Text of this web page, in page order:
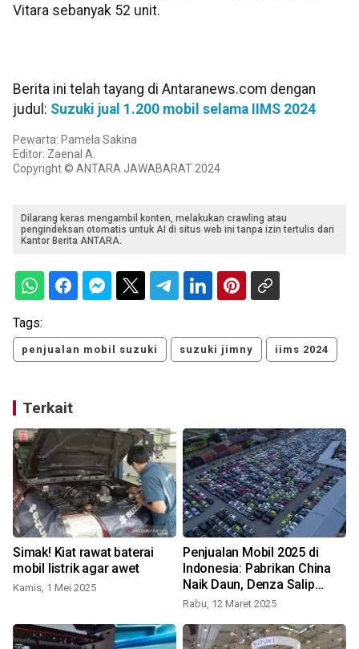
Vitara sebanyak 52 unit.
Berita ini telah tayang di Antaranews.com dengan
judul: Suzuki jual 1.200 mobil selama IIMS 2024
Pewarta: Pamela Sakina
Editor: Zaenal A.
Copyright © ANTARA JAWABARAT 2024
Dilarang keras mengambil konten, melakukan crawling atau
pengindeksan otomatis untuk AI di situs web ini tanpa izin tertulis dari
Kantor Berita ANTARA.
Tags:
penjualan mobil suzuki suzuki jimny iims 2024
Terkait
Simak! Kiat rawat baterai
mobil listrik agar awet
Kamis, 1 Mei 2025
Penjualan Mobil 2025 di
Indonesia: Pabrikan China
Naik Daun, Denza Salip
Merek Senior!
Rabu, 12 Maret 2025